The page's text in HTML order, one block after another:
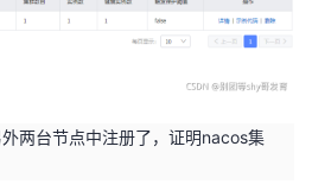
两台节点中注册了，证明nacos集